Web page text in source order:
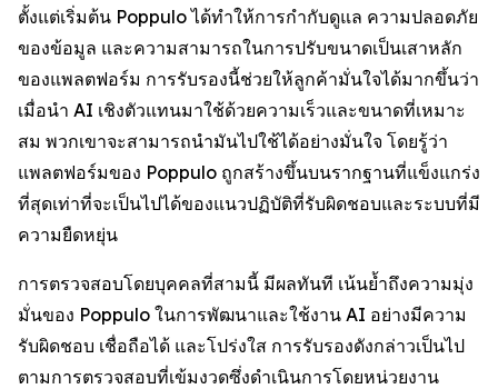
ตั้งแต่เริ่มต้น Poppulo ได้ทำให้การกำกับดูแล ความปลอดภัย
ของข้อมูล และความสามารถในการปรับขนาดเป็นเสาหลัก
ของแพลตฟอร์ม การรับรองนี้ช่วยให้ลูกค้ามั่นใจได้มากขึ้นว่า
เมื่อนำ AI เชิงตัวแทนมาใช้ด้วยความเร็วและขนาดที่เหมาะ
สม พวกเขาจะสามารถนำมันไปใช้ได้อย่างมั่นใจ โดยรู้ว่า
แพลตฟอร์มของ Poppulo ถูกสร้างขึ้นบนรากฐานที่แข็งแกร่ง
ที่สุดเท่าที่จะเป็นไปได้ของแนวปฏิบัติที่รับผิดชอบและระบบที่มี
ความยืดหยุ่น
การตรวจสอบโดยบุคคลที่สามนี้ มีผลทันที เน้นย้ำถึงความมุ่ง
มั่นของ Poppulo ในการพัฒนาและใช้งาน AI อย่างมีความ
รับผิดชอบ เชื่อถือได้ และโปร่งใส การรับรองดังกล่าวเป็นไป
ตามการตรวจสอบที่เข้มงวดซึ่งดำเนินการโดยหน่วยงาน